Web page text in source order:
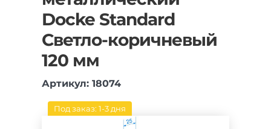
docke-
standard-
svetlo-
korichnevyj-
120-
mm.jpg
Docke Standard
Светло-коричневый
120 мм
Артикул: 18074
Под заказ: 1-3 дня